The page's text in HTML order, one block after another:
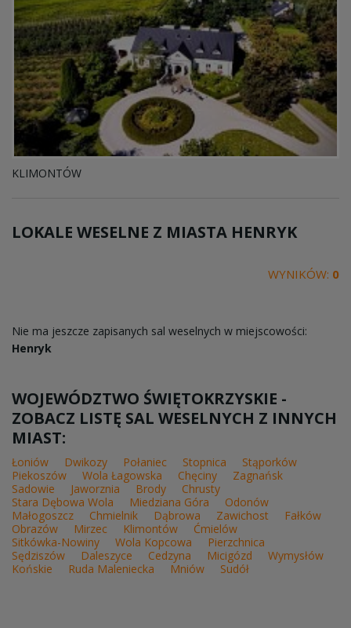
KLIMONTÓW
LOKALE WESELNE Z MIASTA HENRYK
WYNIKÓW: 0
Nie ma jeszcze zapisanych sal weselnych w miejscowości:
Henryk
WOJEWÓDZTWO ŚWIĘTOKRZYSKIE -
ZOBACZ LISTĘ SAL WESELNYCH Z INNYCH
MIAST:
Łoniów Dwikozy Połaniec Stopnica
Stąporków
Piekoszów
Wola Łagowska Chęciny
Zagnańsk
Sadowie
Jaworznia Brody
Chrusty
Stara Dębowa Wola
Miedziana Góra
Odonów
Małogoszcz
Chmielnik Dąbrowa Zawichost
Fałków
Obrazów
Mirzec Klimontów
Ćmielów
Sitkówka-Nowiny
Wola Kopcowa
Pierzchnica
Sędziszów
Daleszyce Cedzyna Micigózd
Wymysłów
Końskie
Ruda Maleniecka Mniów Sudół